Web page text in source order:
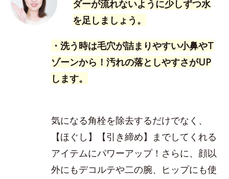
ダーが流れないように少しずつ水
を足しましょう。
・洗う時は毛穴が詰まりやすい小鼻やT
ゾーンから！汚れの落としやすさがUP
します。
気になる角栓を除去するだけでなく、
【ほぐし】【引き締め】までしてくれる
アイテムにパワーアップ！さらに、顔以
外にもデコルテや二の腕、ヒップにも使